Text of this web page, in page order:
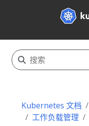
Kubernetes 文档
工作负载管理